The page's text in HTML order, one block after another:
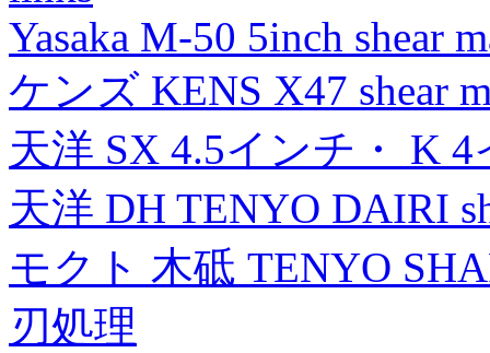
Yasaka M-50 5inch shear
ケンズ KENS X47 shear
天洋 SX 4.5インチ・ K
天洋 DH TENYO DAIRI
モクト 木砥 TENYO
刃処理